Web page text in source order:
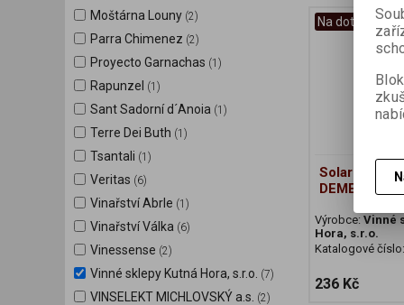
Moštárna Louny (2)
Parra Chimenez (2)
Proyecto Garnachas (1)
Rapunzel (1)
Sant Sadorní d´Anoia (1)
Terre Dei Buth (1)
Tsantali (1)
Veritas (6)
Vinařství Abrle (1)
Vinařství Válka (6)
Vinessense (2)
Vinné sklepy Kutná Hora, s.r.o. (7)
VINSELEKT MICHLOVSKÝ a.s. (2)
Na dotaz
Solaris 2021
DEMETER
Výrobce: Vinné
Hora, s.r.o.
Katalogové číslo:
236 Kč